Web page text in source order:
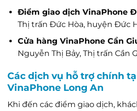
Điểm giao dịch VinaPhone
Thị trấn Đức Hòa, huyện Đức
Cửa hàng VinaPhone Cần
Nguyễn Thị Bảy, Thị trấn Cần
Các dịch vụ hỗ trợ chính
VinaPhone Long An
Khi đến các điểm giao dịch,